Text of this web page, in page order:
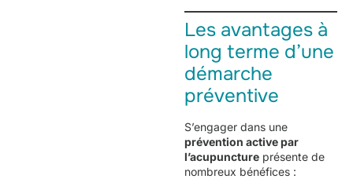
Les avantages à
long terme d’une
démarche
préventive
S’engager dans une
prévention active par
l’acupuncture présente de
nombreux bénéfices :